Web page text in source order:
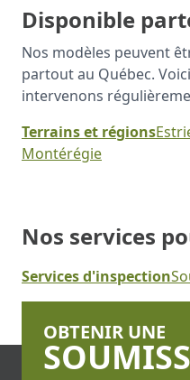
Disponible
Nos modèles peuvent
partout au Québec.
intervenons
Terrains et régions
Montérégie
Nos services
Services d'inspection
OBTENIR UNE